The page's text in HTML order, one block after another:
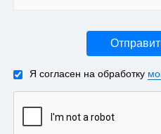
Я согласен на обработку